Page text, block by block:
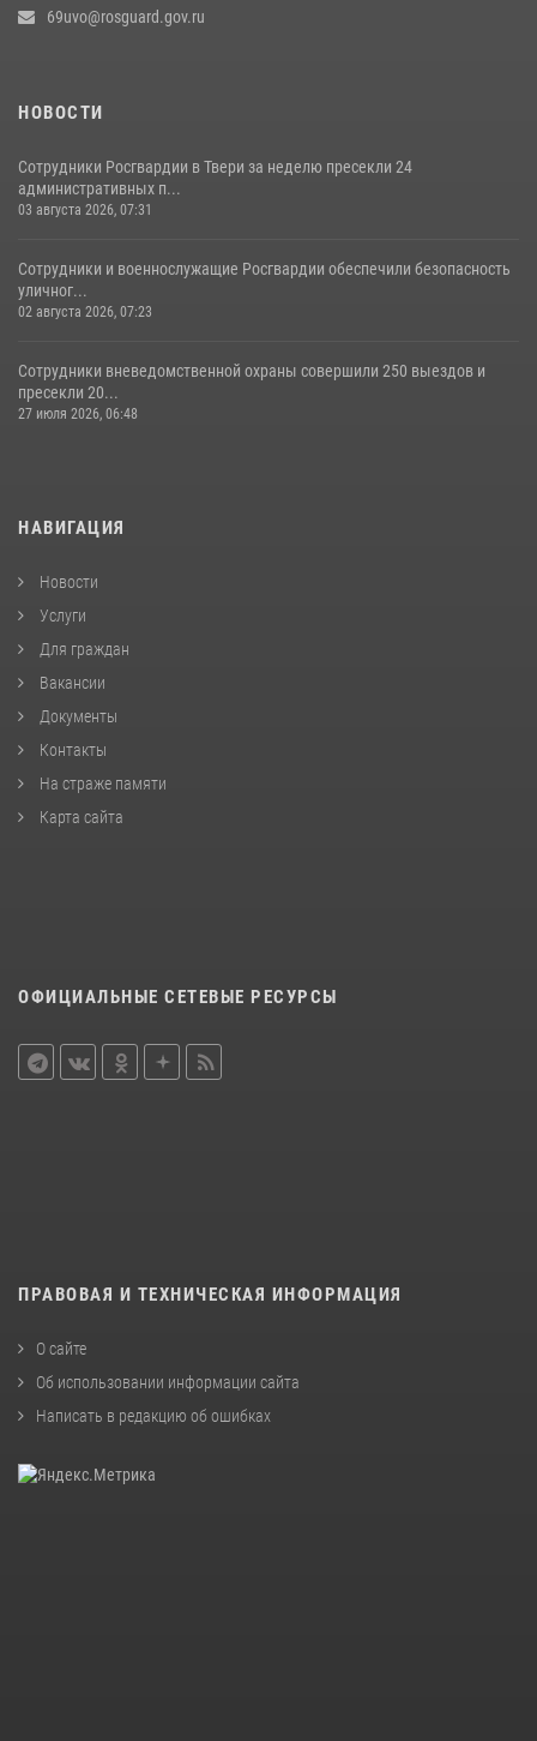
69uvo@rosguard.gov.ru
НОВОСТИ
Сотрудники Росгвардии в Твери за неделю пресекли 24
административных п...
03 августа 2026, 07:31
Сотрудники и военнослужащие Росгвардии обеспечили безопасность
уличног...
02 августа 2026, 07:23
Сотрудники вневедомственной охраны совершили 250 выездов и
пресекли 20...
27 июля 2026, 06:48
НАВИГАЦИЯ
Новости
Услуги
Для граждан
Вакансии
Документы
Контакты
На страже памяти
Карта сайта
ОФИЦИАЛЬНЫЕ СЕТЕВЫЕ РЕСУРСЫ
ПРАВОВАЯ И ТЕХНИЧЕСКАЯ ИНФОРМАЦИЯ
О сайте
Об использовании информации сайта
Написать в редакцию об ошибках